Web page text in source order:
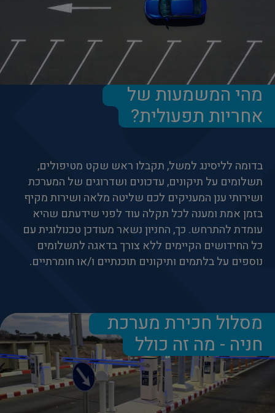
מהי המשמעות של
אחריות תפעולית?
בדומה לליסינג למשל, תקבלו ראש שקט מטיפולים,
תשלומים על תיקונים, עדכונים ושדרוגים של המערכת
ושירותי ענן המעניקים לכם שליטה מלאה ושירות מקיף
בזמן אמת ומענה לכל תקלה עוד לפני שידעתם שהיא
עומדת להתרחש. כך, החניון נשאר מעודכן טכנולוגית עם
כל החידושים הקיימים ללא צורך בדאגה לתשלומים
נוספים על בלתמים ותיקונים תוכנתיים ו/או חומרתיים.
מסלול חכירת מערכת
חניה - מה זה כולל